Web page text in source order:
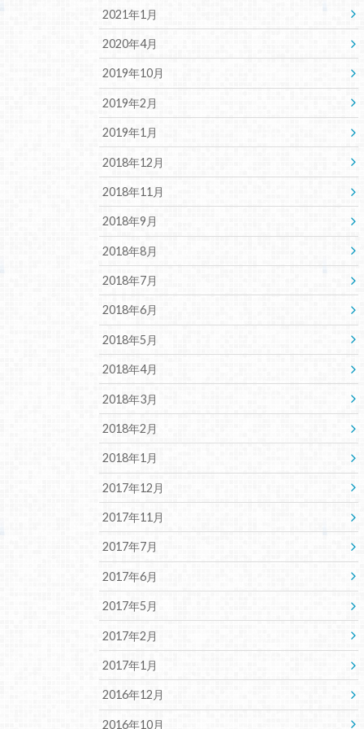
2021年1月
2020年4月
2019年10月
2019年2月
2019年1月
2018年12月
2018年11月
2018年9月
2018年8月
2018年7月
2018年6月
2018年5月
2018年4月
2018年3月
2018年2月
2018年1月
2017年12月
2017年11月
2017年7月
2017年6月
2017年5月
2017年2月
2017年1月
2016年12月
2016年10月